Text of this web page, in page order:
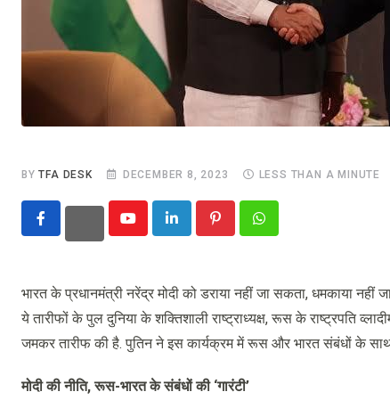
BYTFA DESK DECEMBER 8, 2023 LESS THAN A MINUTE
YoutubeLinkedIn PinterestWhatsapp
भारत के प्रधानमंत्री नरेंद्र मोदी को डराया नहीं जा सकता, धमकाया
ये तारीफों के पुल दुनिया के शक्तिशाली राष्ट्राध्यक्ष, रूस के राष्ट्रपति
जमकर तारीफ की है. पुतिन ने इस कार्यक्रम में रूस और भारत संबंधों के
मोदी की नीति, रूस-भारत के संबंधों की ‘गारंटी’